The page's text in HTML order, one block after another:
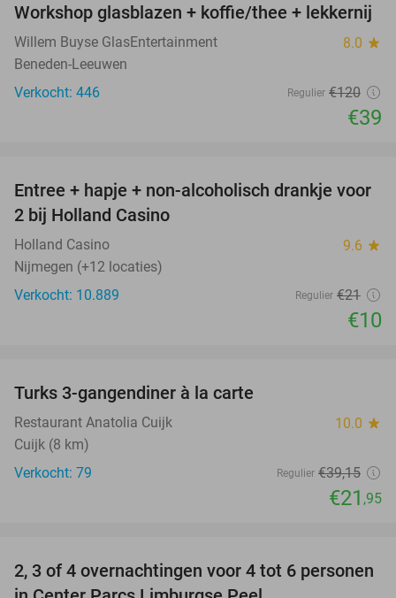
68%
Workshop glasblazen + koffie/thee + lekkernij
Willem Buyse GlasEntertainment 8.0 star
Beneden-Leeuwen
Verkocht: 446
Regulier €120
€39
52%
Entree + hapje + non-alcoholisch drankje voor
2 bij Holland Casino
Holland Casino 9.6 star
Nijmegen (+12 locaties)
Verkocht: 10.889
Regulier €21
€10
Turks 3-gangendiner à la carte
Restaurant Anatolia Cuijk 10.0 star
Cuijk (8 km)
Verkocht: 79
Regulier €39,15
€21 ,95
2, 3 of 4 overnachtingen voor 4 tot 6 personen